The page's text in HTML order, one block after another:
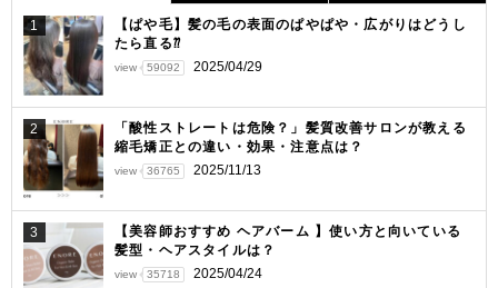
ー
シ
ョ
ン
1
【ぱや毛】髪の毛の表面のぱやぱや・広がりはどうし
たら直る⁇
view 59092 2025/04/29
2
「酸性ストレートは危険？」髪質改善サロンが教える
縮毛矯正との違い・効果・注意点は？
view 36765 2025/11/13
3
【美容師おすすめ ヘアバーム 】使い方と向いている
髪型・ヘアスタイルは？
view 35718 2025/04/24